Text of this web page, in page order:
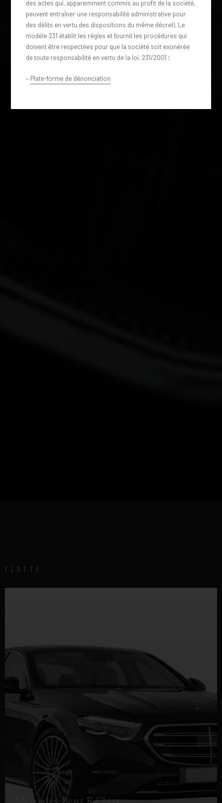
FLOTTE
des actes qui, apparemment commis au profit de la société,
peuvent entraîner une responsabilité administrative pour
des délits en vertu des dispositions du même décret). Le
modèle 231 établit les règles et fournit les procédures qui
doivent être respectées pour que la société soit exonérée
de toute responsabilité en vertu de la loi. 231/2001 ;
– Plate-forme de dénonciation